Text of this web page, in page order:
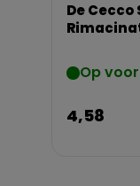
De
Op
4,58